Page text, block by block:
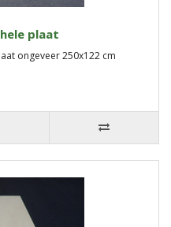
plaat
ongeveer 250x122 cm